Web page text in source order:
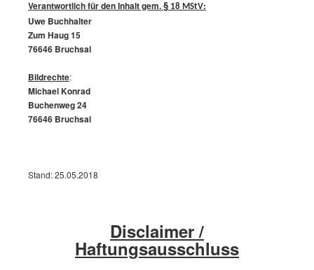
Verantwortlich für den Inhalt gem.§ 18 MStV:
Uwe Buchhalter
Zum Haug 15
76646 Bruchsal
Bildrechte:
Michael Konrad
Buchenweg 24
76646 Bruchsal
Stand: 25.05.2018
Disclaimer /
Haftungsausschluss